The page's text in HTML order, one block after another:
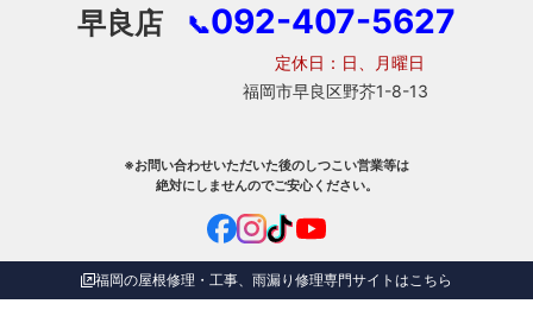
早良店 📞092-407-5627
定休日：日、月曜日
福岡市早良区野芥1-8-13
※お問い合わせいただいた後のしつこい営業等は
絶対にしませんのでご安心ください。
福岡の屋根修理・工事、雨漏り修理専門サイトはこちら